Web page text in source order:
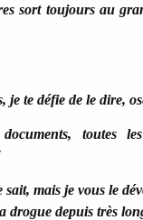
sort toujours au
je te défie de le dire,
toutes
mais je vous le
drogue depuis très